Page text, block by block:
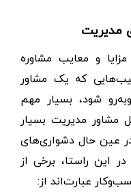
مدیریت
و معایب مشاوره
که یک مشاور
شود، بسیار مهم
مدیریت بسیار
عین حال دشواری‌های
این راستا، برخی از
عبارت‌اند از: